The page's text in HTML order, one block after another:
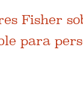
Fisher
para